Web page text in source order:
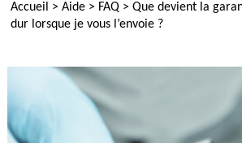
Accueil >Aide > FAQ >Que devient la
dur lorsque je vous l’envoie ?